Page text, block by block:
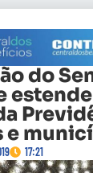
do
e
17:21